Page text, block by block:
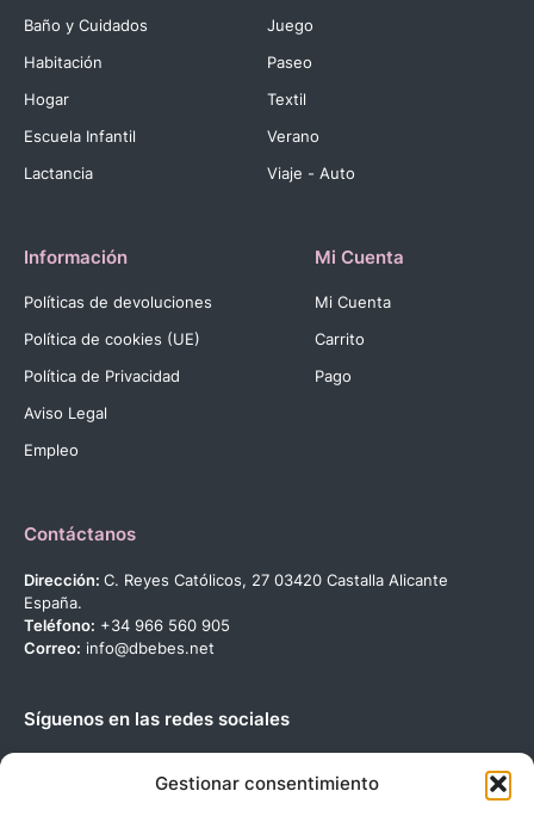
Gestionar consentimiento
Baño y Cuidados
Habitación
Hogar
Escuela Infantil
Lactancia
Juego
Paseo
Textil
Verano
Viaje - Auto
Información
Políticas de devoluciones
Política de cookies (UE)
Política de Privacidad
Aviso Legal
Empleo
Mi Cuenta
Mi Cuenta
Carrito
Pago
Contáctanos
Dirección: C. Reyes Católicos, 27 03420 Castalla Alicante
España.
Teléfono: +34 966 560 905
Correo: info@dbebes.net
Síguenos en las redes sociales